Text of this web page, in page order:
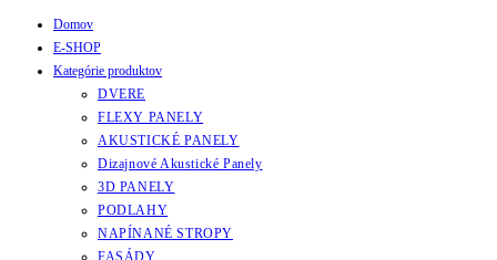
Domov
E-SHOP
Kategórie produktov
DVERE
FLEXY PANELY
AKUSTICKÉ PANELY
Dizajnové Akustické Panely
3D PANELY
PODLAHY
NAPÍNANÉ STROPY
FASÁDY